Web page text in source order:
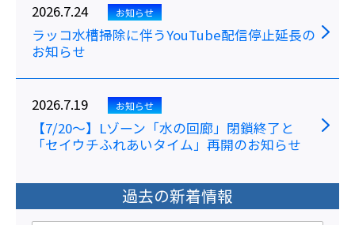
2026.7.24 お知らせ
ラッコ水槽掃除に伴うYouTube配信停止延長の
お知らせ
2026.7.19 お知らせ
【7/20～】Lゾーン「水の回廊」閉鎖終了と
「セイウチふれあいタイム」再開のお知らせ
過去の新着情報